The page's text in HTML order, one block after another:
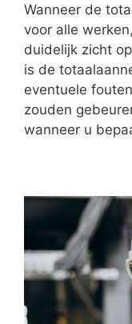
Wanneer de
voor alle
duidelijk zicht
is de
eventuele
zouden
wanneer u